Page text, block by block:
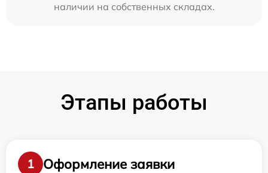
наличии на собственных складах.
Этапы работы
1
Оформление заявки